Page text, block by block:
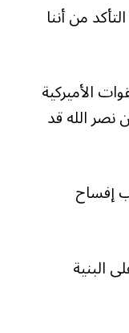
من أننا
الأميركية
نصر الله قد
إفساح
البنية